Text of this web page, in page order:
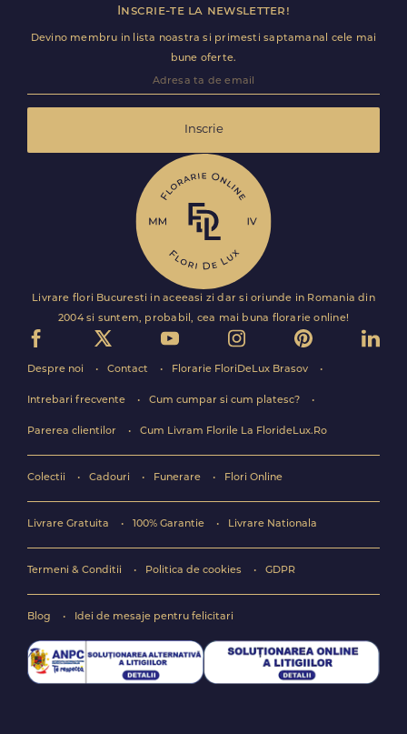
Inscrie-te la newsletter!
Devino membru in lista noastra si primesti saptamanal cele mai
bune oferte.
Inscrie
Livrare flori Bucuresti in aceeasi zi dar si oriunde in Romania din
2004 si suntem, probabil, cea mai buna florarie online!
Despre noi Contact Florarie FloriDeLux Brasov
Intrebari frecvente Cum cumpar si cum platesc?
Parerea clientilor Cum Livram Florile La FlorideLux.Ro
Colectii Cadouri Funerare Flori Online
Livrare Gratuita 100% Garantie Livrare Nationala
Termeni & Conditii Politica de cookies GDPR
Blog Idei de mesaje pentru felicitari